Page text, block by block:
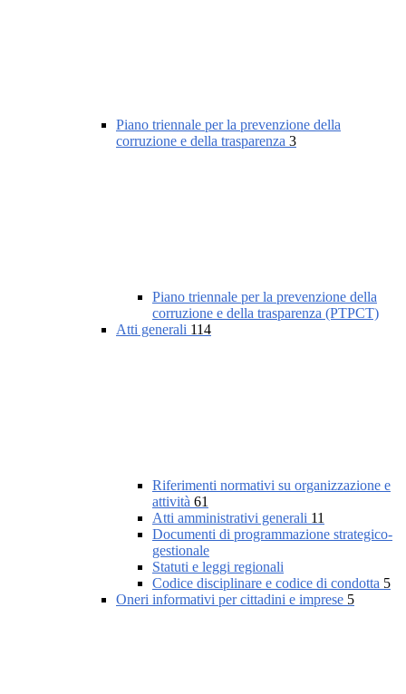
Piano triennale per la prevenzione della
corruzione e della trasparenza 3
Piano triennale per la prevenzione della
corruzione e della trasparenza (PTPCT)
Atti generali 114
Riferimenti normativi su organizzazione e
attività 61
Atti amministrativi generali 11
Documenti di programmazione strategico-
gestionale
Statuti e leggi regionali
Codice disciplinare e codice di condotta 5
Oneri informativi per cittadini e imprese 5